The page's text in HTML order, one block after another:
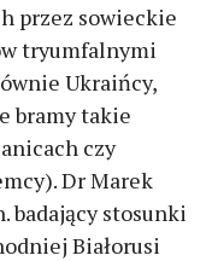
przez sowieckie
tryumfalnymi
Ukraińcy,
bramy takie
czy
Dr Marek
badający stosunki
Białorusi